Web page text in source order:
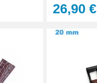
Interchangeable
Kit Réparation Montre
Multifonction
26,90 €